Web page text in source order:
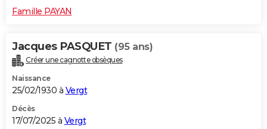
Famille PAYAN
Jacques PASQUET (95 ans)
Créer une cagnotte obsèques
Naissance
25/02/1930 à Vergt
Décès
17/07/2025 à Vergt